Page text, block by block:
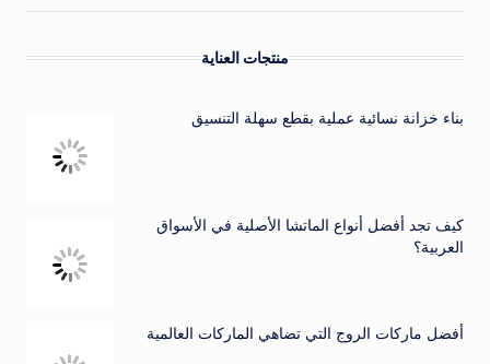
منتجات العناية
بناء خزانة نسائية عملية بقطع سهلة التنسيق
كيف تجد أفضل أنواع الماتشا الأصلية في الأسواق
العربية؟
أفضل ماركات الروج التي تضاهي الماركات العالمية